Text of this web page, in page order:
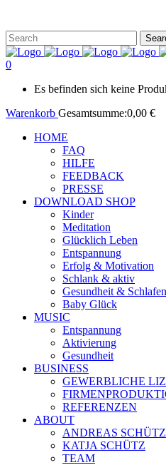
0
Es befinden sich keine
Warenkorb Gesamtsumme:0,00 €
HOME
FAQ
HILFE
FEEDBACK
PRESSE
DOWNLOAD SHOP
Kinder
Meditation
Glücklich Leben
Entspannung
Erfolg & Motivation
Schlank & aktiv
Gesundheit & Schlafen
Baby Glück
MUSIC
Entspannung
Aktivierung
Gesundheit
BUSINESS
GEWERBLICHE
REFERENZEN
ABOUT
ANDREAS SCHÜTZ
KATJA SCHÜTZ
TEAM